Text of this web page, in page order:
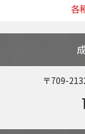
各
〒709-